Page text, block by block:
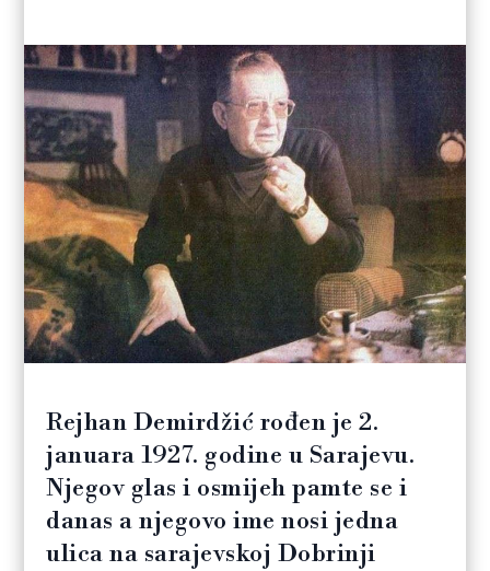
Rejhan Demirdžić rođen je 2.
januara 1927. godine u Sarajevu.
Njegov glas i osmijeh pamte se i
danas a njegovo ime nosi jedna
ulica na sarajevskoj Dobrinji